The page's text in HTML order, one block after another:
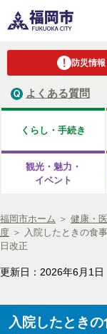
防災情報
よくある質問
くらし・手続き
観光・魅力・
イベント
福岡市ホーム ＞ 健康・
度 ＞ 入院したときの食
日改正
更新日：2026年6月1日
入院したとき